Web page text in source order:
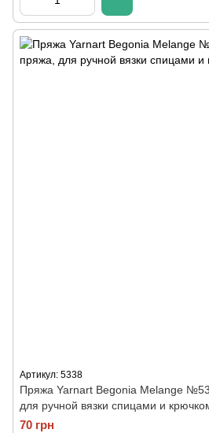
Артикул: 5338
Пряжа Yarnart Begonia Melange
для ручной вязки спицами и
70 грн